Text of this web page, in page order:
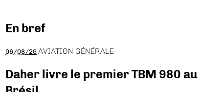
En bref
06/08/26 AVIATION GÉNÉRALE
Daher livre le premier TBM 980 au